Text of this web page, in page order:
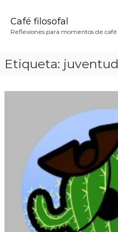
Café filosofal
Reflexiones para momentos de café
Etiqueta: juventud